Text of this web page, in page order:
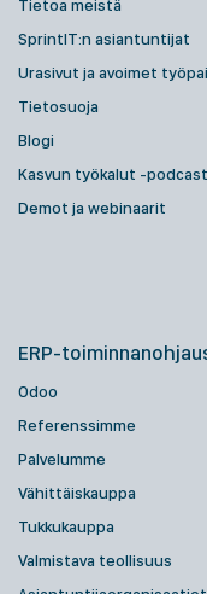
Tietoa meistä
SprintIT:n asiantuntijat
Urasivut ja avoimet
Tietosuoja
Blogi
Kasvun työkalut -podcast
Demot ja webinaarit
ERP-
Odoo
Referenssimme
Palvelumme
Vähittäiskauppa
Tukkukauppa
Valmistava teollisuus